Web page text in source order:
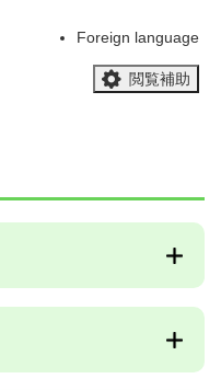
Foreign language
閲覧補助